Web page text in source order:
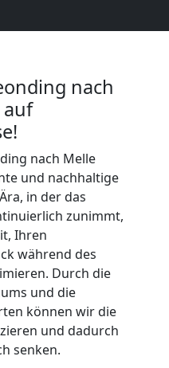
nach
auf
nach Melle
und nachhaltige
in der das
zunimmt,
Ihren
während des
Durch die
und die
können wir die
und dadurch
senken.